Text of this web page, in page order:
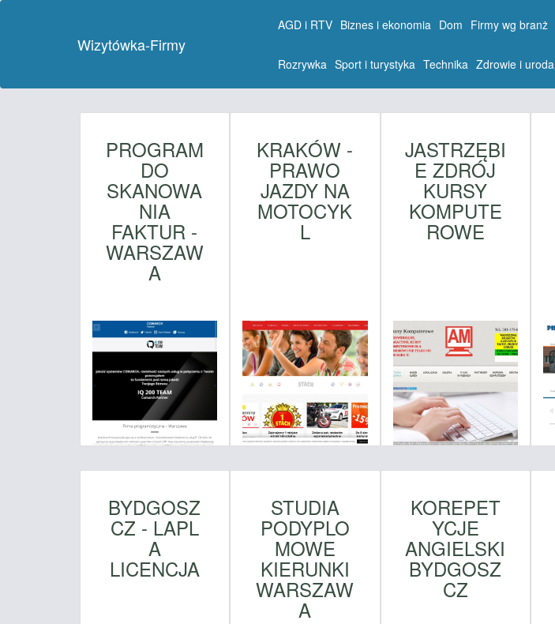
Wizytówka-Firmy
AGD i RTV Biznes i ekonomia Dom Firmy wg branż
Rozrywka Sport i turystyka Technika Zdrowie i uroda
PROGRAM
DO
SKANOWA
NIA
FAKTUR -
WARSZAW
A
KRAKÓW -
PRAWO
JAZDY NA
MOTOCYK
L
JASTRZĘBI
E ZDRÓJ
KURSY
KOMPUTE
ROWE
BYDGOSZ
CZ - LAPL
A
LICENCJA
STUDIA
PODYPLO
MOWE
KIERUNKI
WARSZAW
A
KOREPET
YCJE
ANGIELSKI
BYDGOSZ
CZ